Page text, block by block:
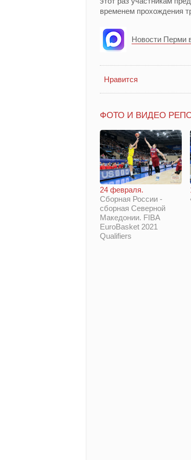
временем прохождения
Новости Перми
Нравится
ФОТО И ВИДЕО
24 февраля.
Сборная России -
сборная Северной
Македонии. FIBA
EuroBasket 2021
Qualifiers